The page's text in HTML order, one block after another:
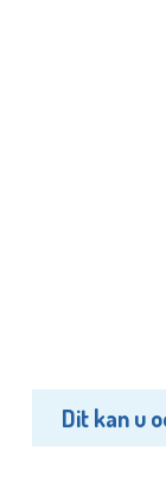
Dit kan u